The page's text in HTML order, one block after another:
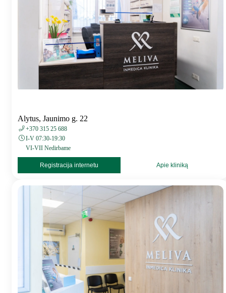
Alytus, Jaunimo g. 22
+370 315 25 688
I-V 07:30-19:30
VI-VII Nedirbame
Registracija internetu Apie kliniką